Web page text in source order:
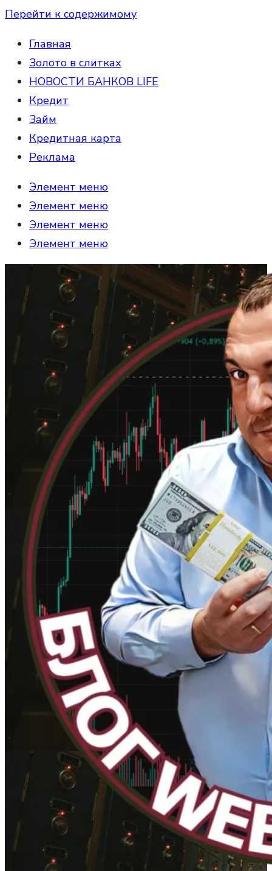
Перейти к содержимому
Главная
Золото в слитках
НОВОСТИ БАНКОВ LIFE
Кредит
Займ
Кредитная карта
Реклама
Элемент меню
Элемент меню
Элемент меню
Элемент меню